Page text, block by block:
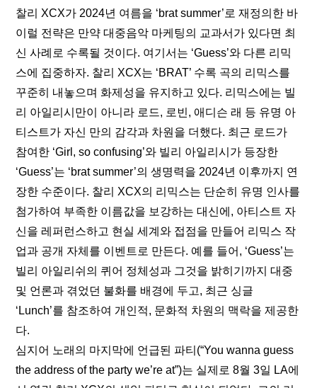
찰리 XCX가 2024년 여름을 ‘brat summer’로 재정의한 바
이럴 전략은 만약 대중음악 마케팅의 교과서가 있다면 최
신 사례로 수록될 것이다. 여기서는 ‘Guess’와 다른 리믹
스에 집중하자. 찰리 XCX는 ‘BRAT’ 수록 곡의 리믹스를
꾸준히 내놓으며 화제성을 유지하고 있다. 리믹스에는 빌
리 아일리시만이 아니라 로드, 로빈, 애디슨 래 등 유명 아
티스트가 자신 만의 감각과 차원을 더했다. 최근 로드가
참여한 ‘Girl, so confusing’와 빌리 아일리시 가 등장한
‘Guess’는 ‘brat summer’의 생명력을 2024년 이후까지 연
장한 수준이다. 찰리 XCX의 리믹스는 단순히 유명 인사를
첨가하여 부족한 이름값을 보강하는 대신에, 아티스트 자
신을 레퍼런스하고 현실 세계와 접점을 만들어 리믹스 작
업과 공개 자체를 이벤트로 만든다. 예를 들어, ‘Guess’는
빌리 아일리쉬의 퀴어 정체성과 그것을 밝히기까지 대중
및 언론과 겪었던 불화를 배경에 두고, 최근 싱글
‘Lunch’를 참조하여 개인적, 문화적 차원의 맥락을 제공한
다.
심지어 노래의 마지막에 언급된 파티(“You wanna guess
the address of the party we’re at”)는 실제로 8월 3일 LA에